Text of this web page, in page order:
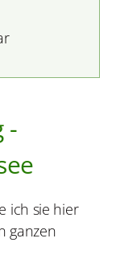
-
ich sie hier
ganzen